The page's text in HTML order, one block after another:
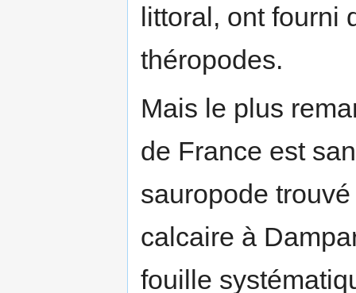
littoral, ont fourni
théropodes.
Mais le plus
de France est
sauropode
calcaire à
fouille